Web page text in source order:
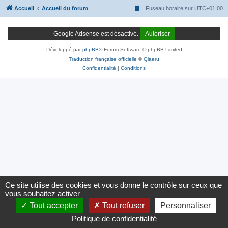
Accueil Accueil du forum Fuseau horaire sur UTC+01:00
Google Adsense est désactivé. Autoriser
Développé parphpBB® Forum Software © phpBB Limited
Traduction française officielle ©Qiaeru
Confidentialité | Conditions
Ce site utilise des cookies et vous donne le contrôle sur ceux que
vous souhaitez activer
Tout accepter
Tout refuser
Personnaliser
Politique de confidentialité